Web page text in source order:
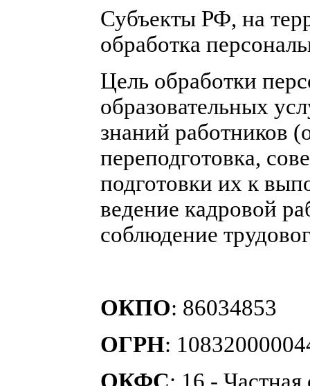
Субъекты РФ, на
обработка
Цель обработки
образовательных
знаний работников
переподготовка,
подготовки их к
ведение кадровой
соблюдение
ОКПО: 86034853
ОГРН: